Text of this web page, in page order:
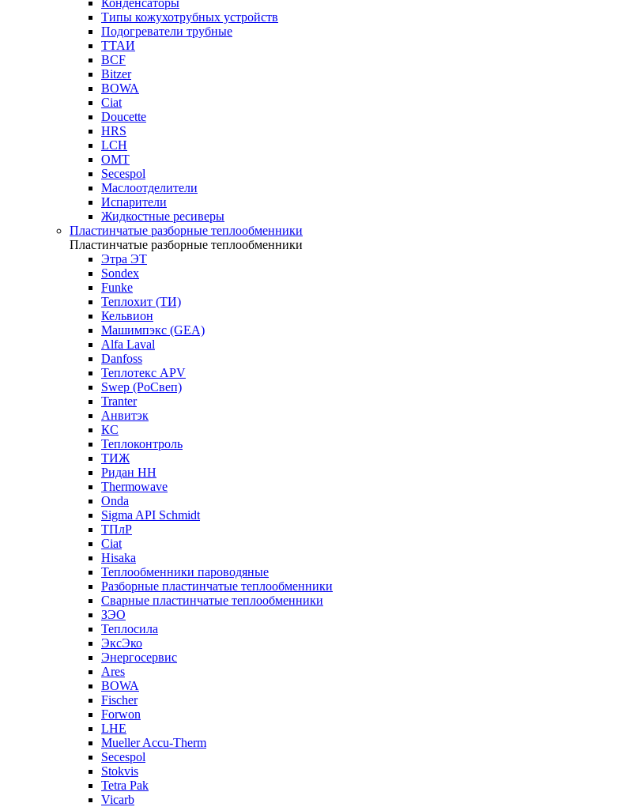
Конденсаторы
Типы кожухотрубных устройств
Подогреватели трубные
ТТАИ
BCF
Bitzer
BOWA
Ciat
Doucette
HRS
LCH
OMT
Secespol
Маслоотделители
Испарители
Жидкостные ресиверы
Пластинчатые разборные теплообменники
Пластинчатые разборные теплообменники
Этра ЭТ
Sondex
Funke
Теплохит (ТИ)
Кельвион
Машимпэкс (GEA)
Alfa Laval
Danfoss
Теплотекс APV
Swep (РоСвеп)
Tranter
Анвитэк
КС
Теплоконтроль
ТИЖ
Ридан НН
Thermowave
Onda
Sigma API Schmidt
ТПлР
Ciat
Hisaka
Теплообменники пароводяные
Разборные пластинчатые теплообменники
Сварные пластинчатые теплообменники
ЗЭО
Теплосила
ЭксЭко
Энергосервис
Ares
BOWA
Fischer
Forwon
LHE
Mueller Accu-Therm
Secespol
Stokvis
Tetra Pak
Vicarb